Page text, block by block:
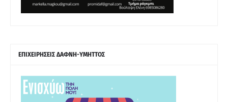
ΕΠΙΧΕΙΡΗΣΕΙΣ ΔΑΦΝΗ-ΥΜΗΤΤΟΣ